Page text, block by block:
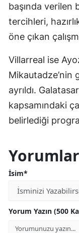
başında verilen
tercihleri,
öne çıkan
Villarreal ise
Mikautadze’nin
ayrıldı.
kapsamındaki
belirlediği
Yorumlar
İsim*
Yorum Yazın (500